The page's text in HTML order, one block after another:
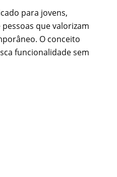
para jovens,
que valorizam
O conceito
funcionalidade sem